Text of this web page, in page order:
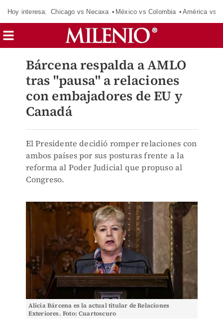
Hoy interesa: Chicago vs Necaxa México vs Colombia América vs
Bárcena respalda a AMLO
tras "pausa" a relaciones
con embajadores de EU y
Canadá
El Presidente decidió romper relaciones con
ambos países por sus posturas frente a la
reforma al Poder Judicial que propuso al
Congreso.
Alicia Bárcena es la actual titular de Relaciones
Exteriores. Foto: Cuartoscuro